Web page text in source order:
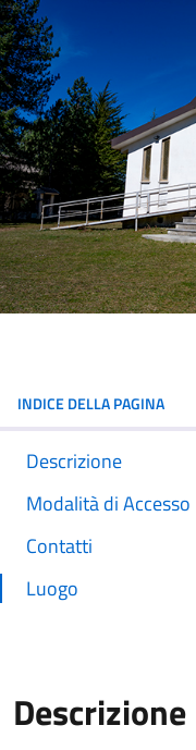
INDICE DELLA PAGINA
Descrizione
Modalità di Accesso
Contatti
Luogo
Descrizione